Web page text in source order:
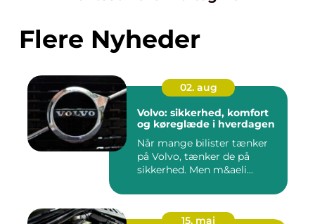
Flere Nyheder
02. aug
Volvo: sikkerhed, komfort
og køreglæde i hverdagen
Når mange bilister tænker
på Volvo, tænker de på
sikkerhed. Men m&aeli...
15. maj